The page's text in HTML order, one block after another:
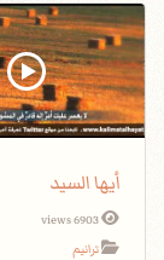
أيها السيد
6903 views
ترانيم